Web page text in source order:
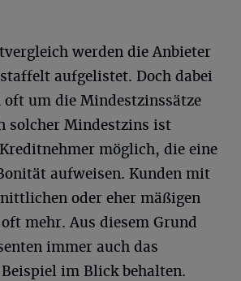
werden die Anbieter
aufgelistet. Doch dabei
oft um die Mindestzinssätze
solcher Mindestzins ist
möglich, die eine
aufweisen. Kunden mit
oder eher mäßigen
mehr. Aus diesem Grund
immer auch das
im Blick behalten.